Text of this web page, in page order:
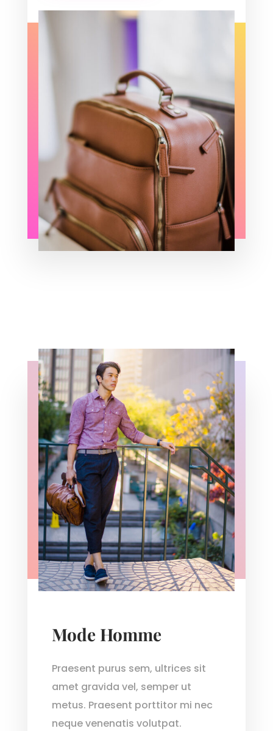
Mode Homme
Praesent purus sem, ultrices sit
amet gravida vel, semper ut
metus. Praesent porttitor mi nec
neque venenatis volutpat.